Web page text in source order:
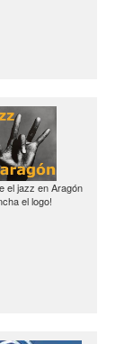
el jazz en Aragón
el logo!